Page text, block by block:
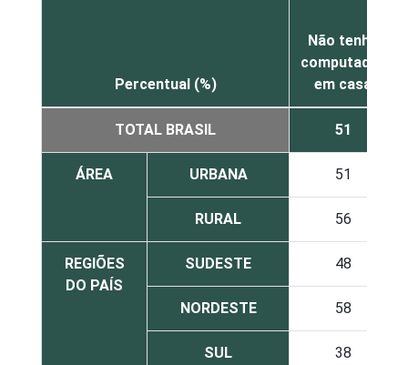
Percentual (%)
Não tenho
computador
em casa
TOTAL BRASIL 51
ÁREA URBANA 51
RURAL 56
REGIÕES
DO PAÍS
SUDESTE 48
NORDESTE 58
SUL 38